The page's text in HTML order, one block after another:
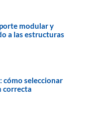
modular y
a las estructuras
cómo seleccionar
correcta